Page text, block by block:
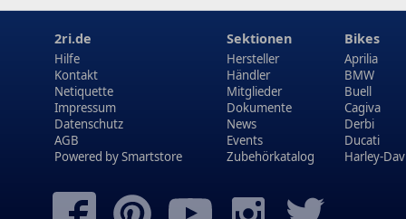
2ri.de
Hilfe
Kontakt
Netiquette
Impressum
Datenschutz
AGB
Powered bySmartstore
Sektionen
Hersteller
Händler
Mitglieder
Dokumente
News
Events
Zubehörkatalog
Bikes
Aprilia
BMW
Buell
Cagiva
Derbi
Ducati
Harley-